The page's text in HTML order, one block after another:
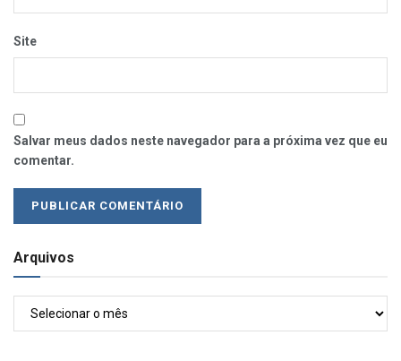
Site
Salvar meus dados neste navegador para a próxima vez que eu
comentar.
Arquivos